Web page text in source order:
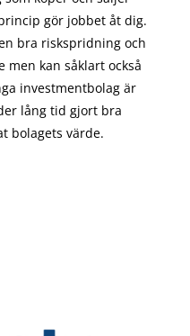
görjobbet åt dig.
bra riskspridning och
men kan såklart också
investmentbolag är
lång tid gjort bra
bolagets värde.